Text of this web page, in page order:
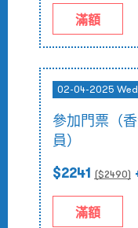
滿額
02-04-2025
參加門票（
員）
$2241 ($2490)
滿額